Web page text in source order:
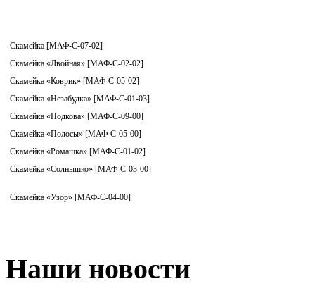
Скамейка [МАФ-С-07-02]
Скамейка «Двойная» [МАФ-С-02-02]
Скамейка «Коврик» [МАФ-С-05-02]
Скамейка «Незабудка» [МАФ-С-01-03]
Скамейка «Подкова» [МАФ-С-09-00]
Скамейка «Полосы» [МАФ-С-05-00]
Скамейка «Ромашка» [МАФ-С-01-02]
Скамейка «Солнышко» [МАФ-С-03-00]
Скамейка «Узор» [МАФ-С-04-00]
Наши новости